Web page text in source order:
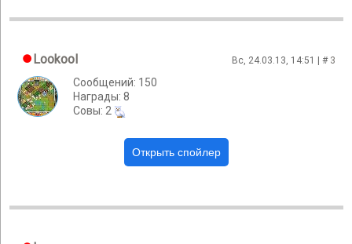
Lookool Вс, 24.03.13, 14:51 | # 3
Сообщений: 150
Награды: 8
Cовы: 2